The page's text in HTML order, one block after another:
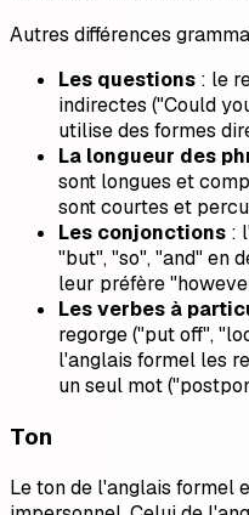
Autres différences
Les questions : le
indirectes ("Could
utilise des formes
La longueur des
sont longues et
sont courtes et
Les conjonctions :
"but", "so", "and" en
leur préfère
Les verbes à
regorge ("put off",
l'anglais formel les
un seul mot
Ton
Le ton de l'anglais formel